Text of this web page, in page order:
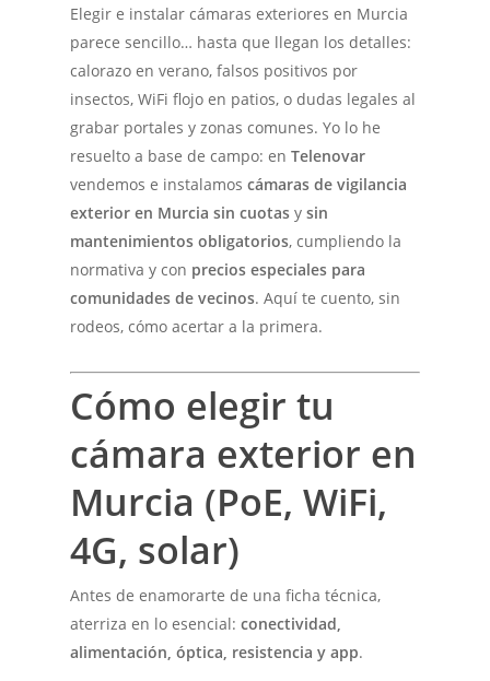
Elegir e instalar cámaras exteriores en Murcia
parece sencillo… hasta que llegan los detalles:
calorazo en verano, falsos positivos por
insectos, WiFi flojo en patios, o dudas legales al
grabar portales y zonas comunes. Yo lo he
resuelto a base de campo: enTelenovar
vendemos e instalamoscámaras de vigilancia
exterior en Murcia sin cuotas ysin
mantenimientos obligatorios, cumpliendo la
normativa y con precios especiales para
comunidades de vecinos. Aquí te cuento, sin
rodeos, cómo acertar a la primera.
Cómo elegir tu
cámara exterior en
Murcia (PoE, WiFi,
4G, solar)
Antes de enamorarte de una ficha técnica,
aterriza en lo esencial:conectividad,
alimentación, óptica, resistencia y app.